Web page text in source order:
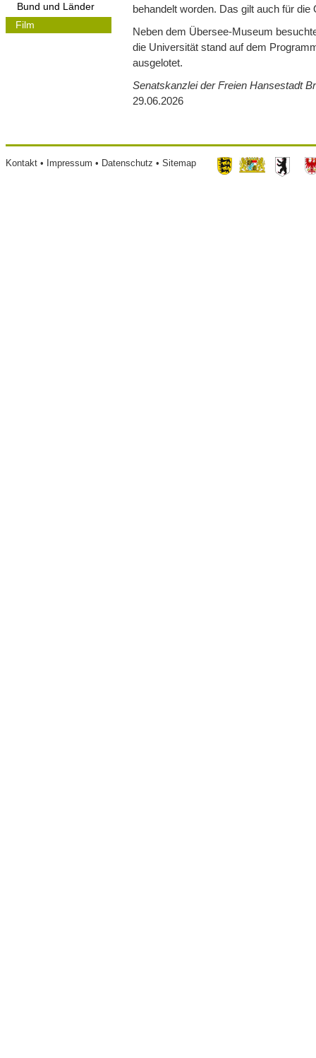
Bund und Länder
Film
behandelt worden. Das gilt auch für
Neben dem Übersee-Museum
die Universität stand auf dem
ausgelotet.
Senatskanzlei der Freien Hansestadt
29.06.2026
Footer
Kontakt Impressum Datenschutz Sitemap